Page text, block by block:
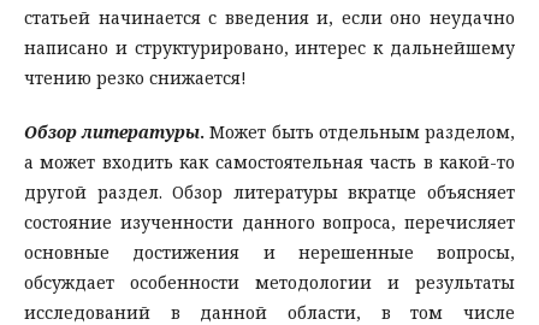
статьей начинается с введения и, если оно неудачно
написано и структурировано, интерес к дальнейшему
чтению резко снижается!
Обзор литературы. Может быть отдельным разделом,
а может входить как самостоятельная часть в какой-то
другой раздел. Обзор литературы вкратце объясняет
состояние изученности данного вопроса, перечисляет
основные достижения и нерешенные вопросы,
обсуждает особенности методологии и результаты
исследований в данной области, в том числе